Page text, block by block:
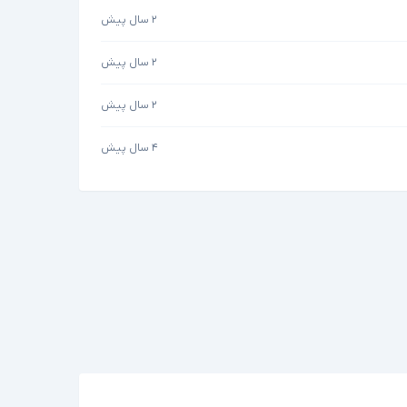
۲ سال پیش
۲ سال پیش
۲ سال پیش
۴ سال پیش